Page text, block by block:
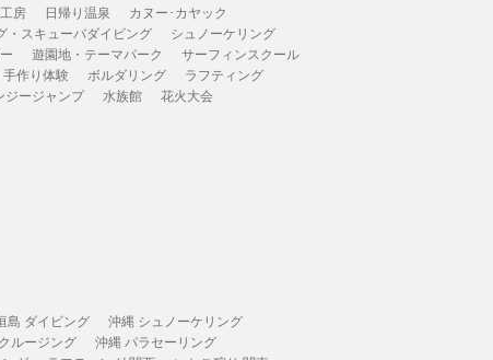
房 日帰り温泉
カヌー･カヤック
・スキューバダイビング
シュノーケリング
遊園地・テーマパーク
サーフィンスクール
作り体験 ボルダリング
ラフティング
ジージャンプ 水族館 花火大会
島 ダイビング
沖縄 シュノーケリング
ルージング
沖縄 パラセーリング